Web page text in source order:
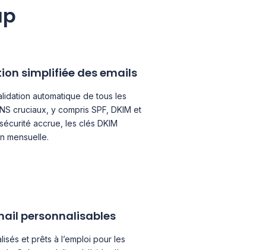
simplifiée des emails
automatique de tous les
cruciaux, y compris SPF, DKIM et
accrue, les clés DKIM
mensuelle.
personnalisables
et prêts à l’emploi pour les